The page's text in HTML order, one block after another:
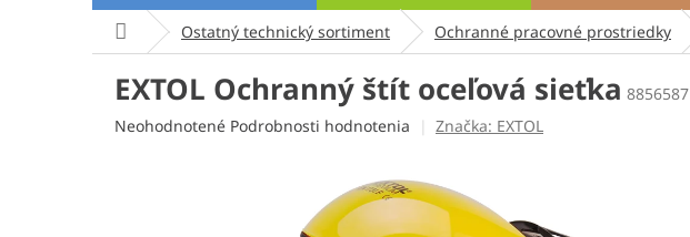
DomovOstatný technický sortiment Ochranné pracovné prostriedky
EXTOL Ochranný štít oceľová sieťka 8856587
Priemerné
Neohodnotené Podrobnosti hodnotenia Značka: EXTOL